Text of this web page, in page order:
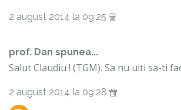
2 august 2014 la 09:25
prof. Dan spunea...
Salut Claudiu ! (TGM). Sa nu uiti sa-ti
2 august 2014 la 09:28